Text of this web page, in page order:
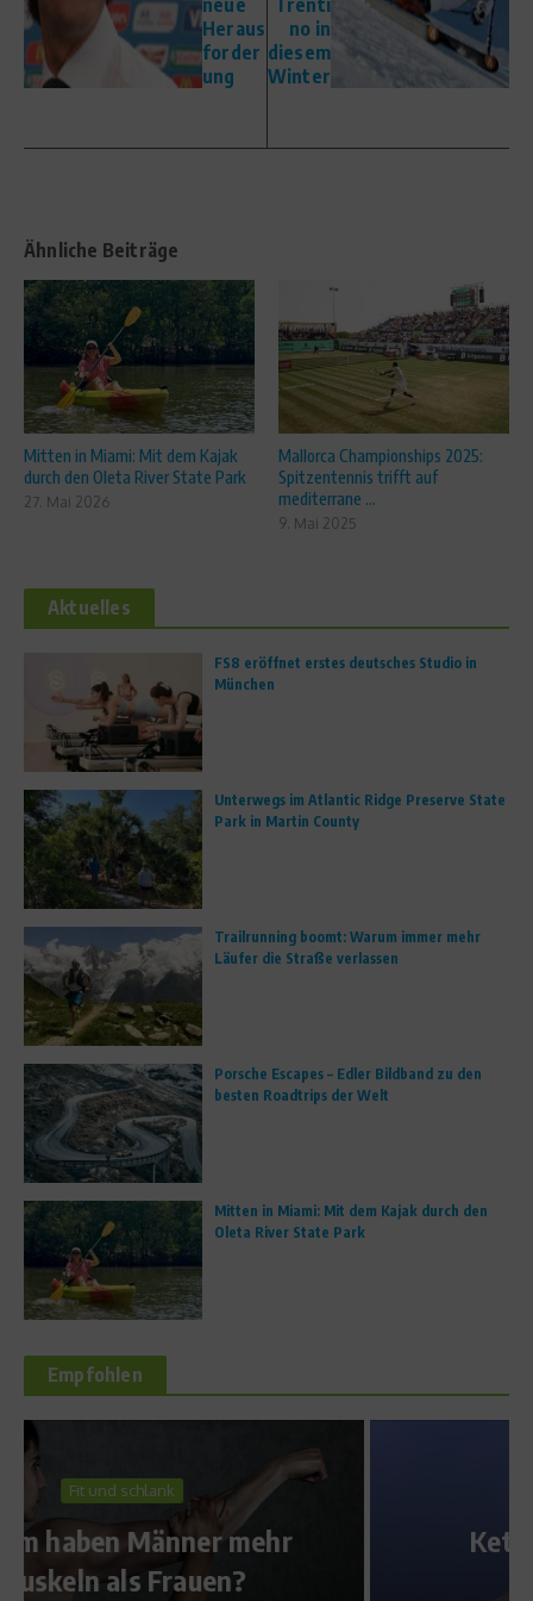
Heraus
forder
ung
no in
diesem
Winter
Ähnliche Beiträge
Mitten in Miami: Mit dem Kajak
durch den Oleta River State Park
27. Mai 2026
Mallorca Championships 2025:
Spitzentennis trifft auf
mediterrane ...
9. Mai 2025
Aktuelles
FS8 eröffnet erstes deutsches Studio in
München
Unterwegs im Atlantic Ridge Preserve State
Park in Martin County
Trailrunning boomt: Warum immer mehr
Läufer die Straße verlassen
Porsche Escapes – Edler Bildband zu den
besten Roadtrips der Welt
Mitten in Miami: Mit dem Kajak durch den
Oleta River State Park
Empfohlen
Fit mit den Stars
Kettlebell-Workout mit
Mirko Englich